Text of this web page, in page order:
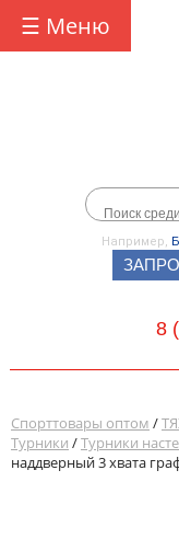
☰ Меню
Например,
8
Спорттовары оптом /
Турники /Турники
наддверный 3 хвата